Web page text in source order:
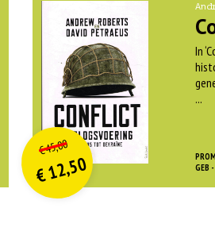
In
...
GEB
€45,00O
orspr
onkelijke
prijs
was:
€ 45,00.
€12,50
Huidige
prijs
is:€ 12,50.